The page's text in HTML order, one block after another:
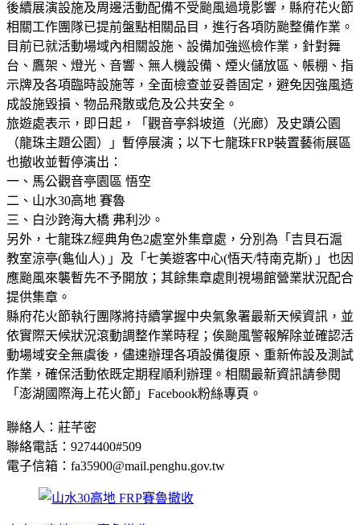
後續展演設施及周邊活動配備不受颱風過境影響，縣府花火節
相關工作團隊已提前盤點相關品目，進行各項防颱整備作業。
目前已就活動場域內相關設施、設備加強巡檢作業，針對舞
台、鷹架、燈光、音響、無人機設備、煙火儲放區、帳棚、指
示牌及各項臨時設施等，全面檢查並妥善固定，避免因強風造
成設施毀損、物品飛散或危及公共安全。
旅遊處表示，即日起，「觀音亭斜坡道（光廊）及史蹟公園
（龍珠主題公園）」暫停展演；以下七龍珠FRP裝置藝術展區
也撤收並暫停演出：
一、馬公觀音亭園區 悟空
二、山水30高地 賽魯
三、白沙跨海大橋 弗利沙。
另外，七龍珠Z經典角色2處室外集章處，分別為「吉貝石滬
教室涼亭(龜仙人) 」及「七美遊客中心(悟天/特南克斯) 」也因
應颱風來襲暫先不予開放；其餘集章處則視場館營業狀況配合
提供集章。
縣府花火節執行團隊將持續掌握中央氣象署最新天候資訊，並
依實際天候狀況滾動調整作業時程；俟颱風警報解除並確認活
動場域安全無虞後，儘速辦理各項設備復原、重新佈設及測試
作業，確保活動依既定期程順利辦理。相關最新資訊請參閱
「澎湖國際海上花火節」Facebook粉絲專頁。
聯絡人：莊芊密
聯絡電話：9274400#509
電子信箱：fa35900@mail.penghu.gov.tw